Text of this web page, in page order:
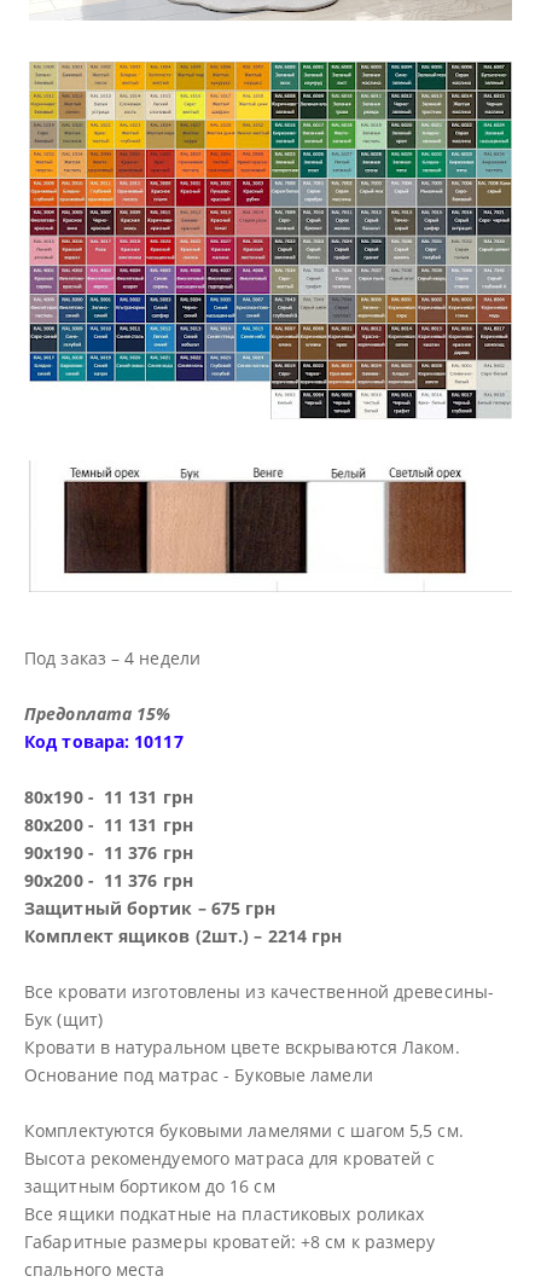
Под заказ – 4 недели
Предоплата 15%
Код товара: 10117
80х190 - 11 131 грн
80х200 - 11 131 грн
90х190 - 11 376 грн
90х200 - 11 376 грн
Защитный бортик – 675 грн
Комплект ящиков (2шт.) – 2214 грн
Все кровати изготовлены из качественной древесины-
Бук (щит)
Кровати в натуральном цвете вскрываются Лаком.
Основание под матрас - Буковые ламели
Комплектуются буковыми ламелями с шагом 5,5 см.
Высота рекомендуемого матраса для кроватей с
защитным бортиком до 16 см
Все ящики подкатные на пластиковых роликах
Габаритные размеры кроватей: +8 см к размеру
спального места